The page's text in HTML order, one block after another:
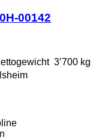
00142
3’700 kg